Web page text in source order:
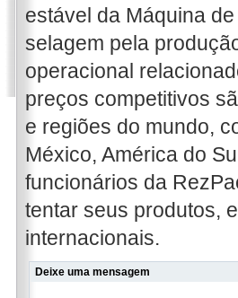
estável da Máquina
selagem pela
operacional
preços competitivos
e regiões do mundo,
México, América do
funcionários da
tentar seus produtos,
internacionais.
Deixe uma mensagem